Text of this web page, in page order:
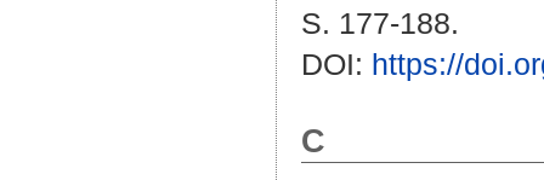
S. 177-188.
DOI: https://
C